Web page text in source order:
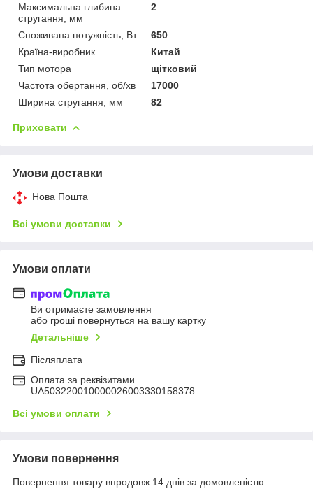
Максимальна глибина
стругання, мм
2
Споживана потужність, Вт
650
Країна-виробник
Китай
Тип мотора
щітковий
Частота обертання, об/хв
17000
Ширина стругання, мм
82
Приховати
Умови доставки
Нова Пошта
Всі умови доставки
Умови оплати
Ви отримаєте замовлення
або гроші повернуться на вашу картку
Детальніше
Післяплата
Оплата за реквізитами
UA503220010000026003330158378
Всі умови оплати
Умови повернення
Повернення товару впродовж 14 днів за домовленістю